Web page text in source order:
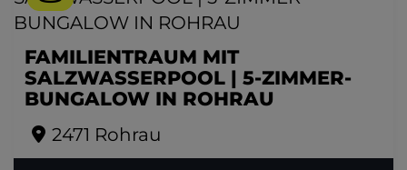
FAMILIENTRAUM MIT
SALZWASSERPOOL | 5-ZIMMER-
BUNGALOW IN ROHRAU
2471 Rohrau